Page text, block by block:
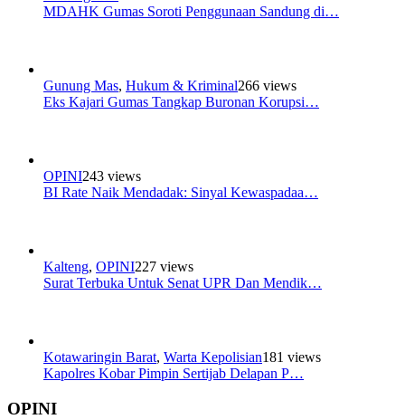
MDAHK Gumas Soroti Penggunaan Sandung di…
Gunung Mas, Hukum & Kriminal266 views
Eks Kajari Gumas Tangkap Buronan Korupsi…
OPINI243 views
BI Rate Naik Mendadak: Sinyal Kewaspadaa…
Kalteng, OPINI227 views
Surat Terbuka Untuk Senat UPR Dan Mendik…
Kotawaringin Barat, Warta Kepolisian181 views
Kapolres Kobar Pimpin Sertijab Delapan P…
OPINI